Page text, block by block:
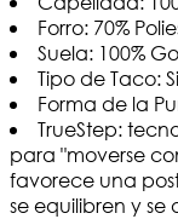
Forro: 70%
Suela: 100%
Tipo de Taco:
Forma de la
TrueStep:
para "moverse
favorece una
se equilibren y